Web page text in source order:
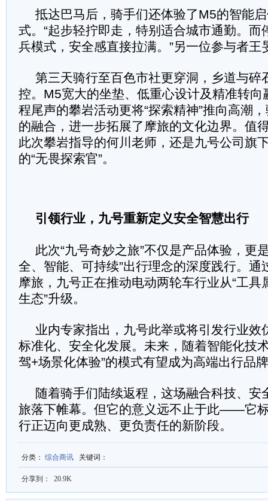
抵达巴马后，骑手们还体验了M5的智能
式。“起步轻拧即走，特别适合城市通勤。而
兵模式，安全感直接拉满。”另一位参与者王
第三天骑行至百色市社更穿洞，乡道与碎
控。M5宽大的坐垫、低重心设计及精准转向
程尾声的攀岩活动更将“探索精神”推向高潮
的融合，进一步拓展了摩旅的文化边界。值
此次攀岩指导的何川老师，还是九号公司旗
的“无畏探索官”。
引领行业，九号重新定义安全智慧出行
此次“九号奇妙之旅”不仅是产品体验，更
全、智能、可持续”出行理念的深度践行。通
摩旅，九号正在推动电动两轮车行业从“工具
生态”升级。
业内专家指出，九号此举或将引发行业效
标准化、安全化发展。未来，随着智能化技
驾+场景化体验”的模式有望成为高端出行品
随着骑手们陆续返程，这场融合科技、安
旅落下帷幕。但它的意义远不止于此——它
行正迈向更成熟、更负责任的新阶段。
分类 ： 综合商讯 关键词 ：
分享到： 20.9K